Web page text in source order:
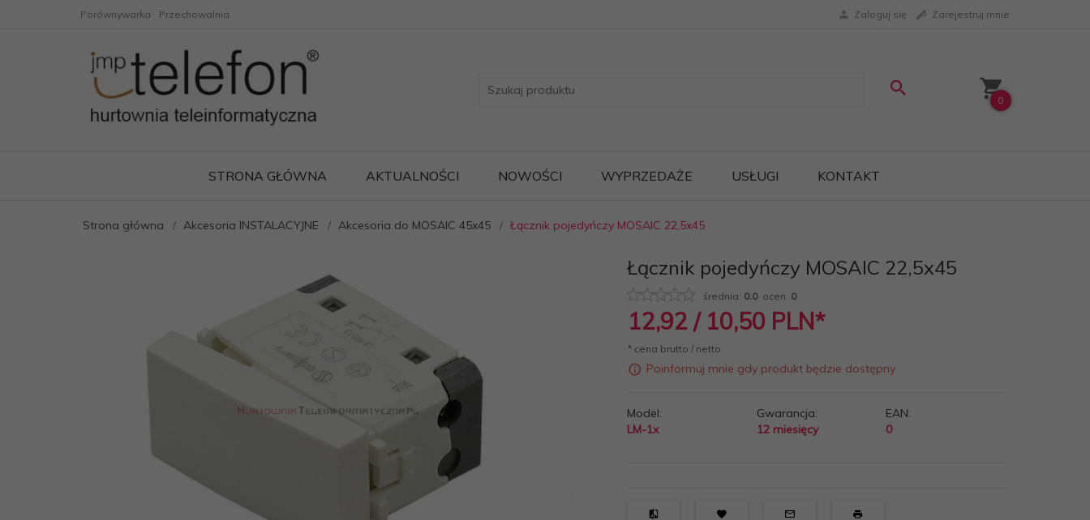
Porównywarka Przechowalnia Zaloguj się Zarejestruj mnie
0
STRONA GŁÓWNA AKTUALNOŚCI NOWOŚCI WYPRZEDAŻE USŁUGI KONTAKT
Strona główna Akcesoria INSTALACYJNE Akcesoria do MOSAIC 45x45 Łącznik pojedyńczy MOSAIC 22,5x45
Łącznik pojedyńczy MOSAIC 22,5x45
średnia: 0.0ocen: 0
12,92 / 10,50 PLN*
* cena brutto / netto
Poinformuj mnie gdy produkt będzie dostępny
Model:
LM-1x
Gwarancja:
12 miesięcy
EAN:
0